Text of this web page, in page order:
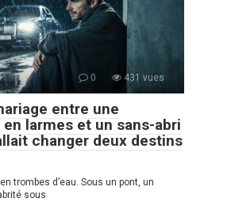
0 431 vues
entre une
larmes et un sans-abri
changer deux destins
trombes d’eau. Sous un pont, un
sous